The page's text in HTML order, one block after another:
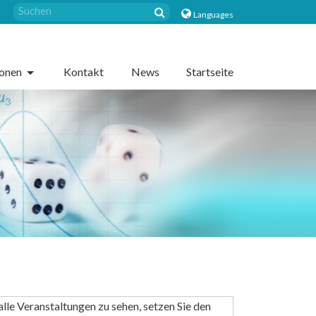
Languages
Kontakt News Startseite
Veranstaltungen zu sehen, setzen Sie den